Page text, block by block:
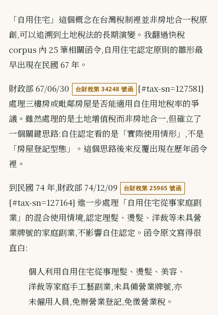
「自用住宅」這個概念在台灣稅制裡並非房地合一稅原
創,可以追溯到土地稅法的長期演變。我翻過快稅
corpus 內 25 筆相關函令,自用住宅認定原則的雛形最
早出現在民國 67 年。
財政部 67/06/30
台財稅第 34248 號函 {#tax-sn=127581}
處理三樓房或毗鄰房屋是否能適用自住用地稅率的爭
議。雖然處理的是土地增值稅而非房地合一,但確立了
一個關鍵思路:自住認定看的是「實際使用情形」,不是
「房屋登記型態」。這個思路後來反覆出現在歷年函令
裡。
到民國 74 年,財政部 74/12/09
台財稅第 25965 號函
{#tax-sn=127164} 進一步處理「自用住宅從事家庭副
業」的混合使用情境,認定理髮、燙髮、洋裁等未具營
業牌號的家庭副業,不影響自住認定。函令原文寫得很
直白:
個人利用自用住宅從事理髮、燙髮、美容、
洋裁等家庭手工藝副業,未具備營業牌號,亦
未僱用人員,免辦營業登記,免徵營業稅。